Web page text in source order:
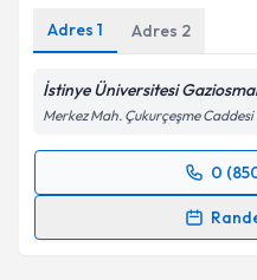
Adres 1 Adres 2
İstinye Üniversitesi
Merkez Mah. Çukurçeşme
0
Randevu Takvimi